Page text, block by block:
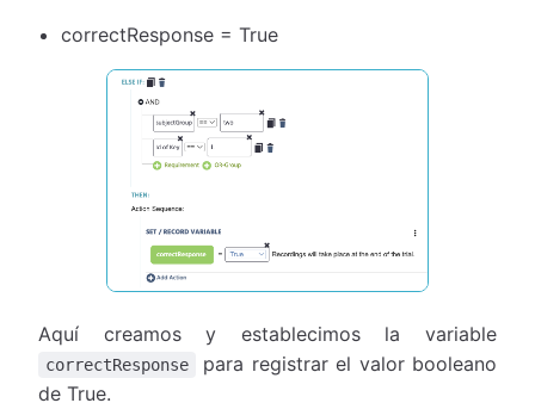
correctResponse = True
Aquí creamos y establecimos la variable
correctResponse
para registrar el valor booleano
de True.